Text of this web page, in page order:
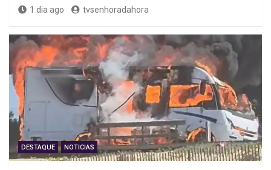
1 dia ago tvsenhoradahora
DESTAQUE NOTICIAS